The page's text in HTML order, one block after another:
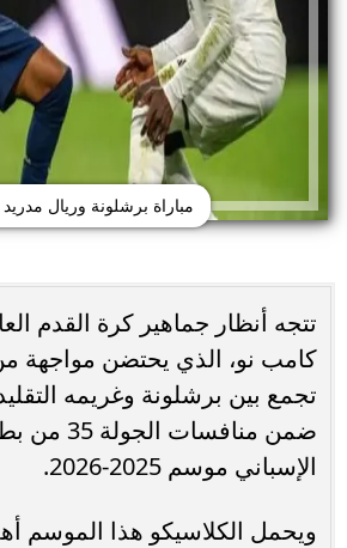
مباراة برشلونة وريال مدريد
تتجه أنظار جماهير كرة القدم
كامب نو، الذي يحتضن مواجهة من
تجمع بين برشلونة وغريمه
ضمن
الإسباني موسم 2025-2026.
ويحمل الكلاسيكو هذا الموسم